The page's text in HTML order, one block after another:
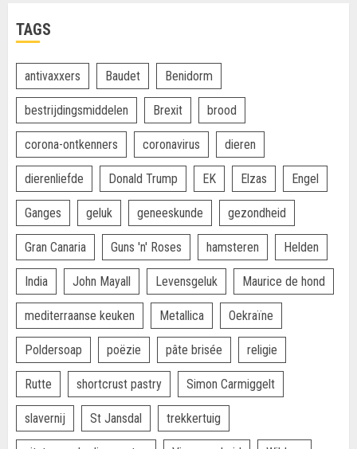
TAGS
antivaxxers Baudet Benidorm
bestrijdingsmiddelen Brexit brood
corona-ontkenners coronavirus dieren
dierenliefde Donald Trump EK Elzas Engel
Ganges geluk geneeskunde gezondheid
Gran Canaria Guns 'n' Roses hamsteren Helden
India John Mayall Levensgeluk Maurice de hond
mediterraanse keuken Metallica Oekraïne
Poldersoap poëzie pâte brisée religie
Rutte shortcrust pastry Simon Carmiggelt
slavernij St Jansdal trekkertuig